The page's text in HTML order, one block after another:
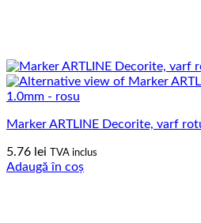
Marker ARTLINE Decorite, varf
5.76 lei TVA inclus
Adaugă în coș